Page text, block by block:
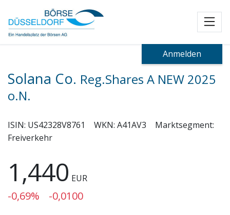
Anmelden
Solana Co. Reg.Shares A NEW 2025
o.N.
ISIN: US42328V8761 WKN: A41AV3
Marktsegment:
Freiverkehr
1,440 EUR
-0,69% -0,0100